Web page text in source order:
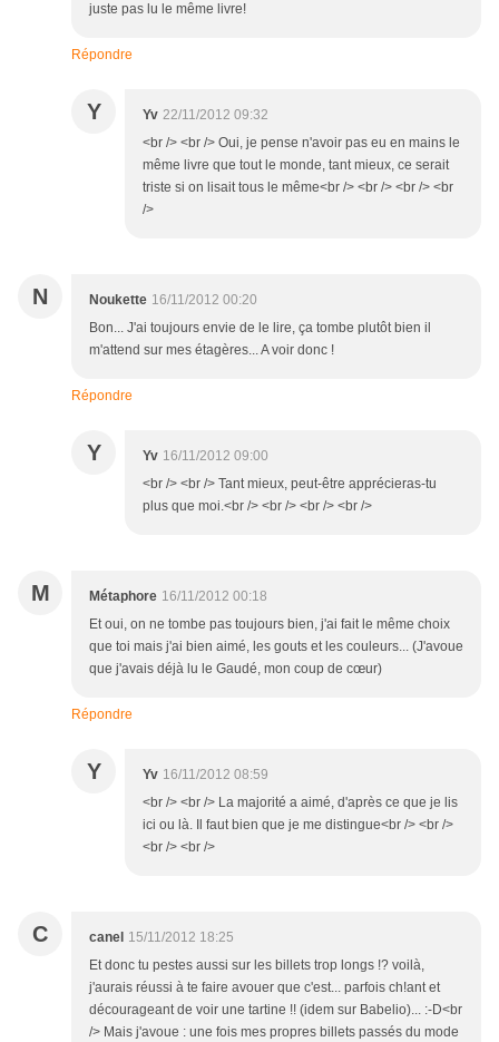
juste pas lu le même livre!
Répondre
Y Yv 22/11/2012 09:32
<br /> <br /> Oui, je pense n'avoir pas eu en mains le
même livre que tout le monde, tant mieux, ce serait
triste si on lisait tous le même<br /> <br /> <br /> <br
/>
N Noukette 16/11/2012 00:20
Bon... J'ai toujours envie de le lire, ça tombe plutôt bien il
m'attend sur mes étagères... A voir donc !
Répondre
Y Yv 16/11/2012 09:00
<br /> <br /> Tant mieux, peut-être apprécieras-tu
plus que moi.<br /> <br /> <br /> <br />
M Métaphore 16/11/2012 00:18
Et oui, on ne tombe pas toujours bien, j'ai fait le même choix
que toi mais j'ai bien aimé, les gouts et les couleurs... (J'avoue
que j'avais déjà lu le Gaudé, mon coup de cœur)
Répondre
Y Yv 16/11/2012 08:59
<br /> <br /> La majorité a aimé, d'après ce que je lis
ici ou là. Il faut bien que je me distingue<br /> <br />
<br /> <br />
C canel 15/11/2012 18:25
Et donc tu pestes aussi sur les billets trop longs !? voilà,
j'aurais réussi à te faire avouer que c'est... parfois ch!ant et
décourageant de voir une tartine !! (idem sur Babelio)... :-D<br
/> Mais j'avoue : une fois mes propres billets passés du mode